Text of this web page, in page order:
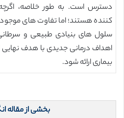
دسترس است. به طور خلاصه،
کننده هستند؛ اما تفاوت های
سلول های بنیادی طبیعی و
اهداف درمانی جدیدی با هدف نهایی
بیماری ارائه شود.
بخشی از مقاله